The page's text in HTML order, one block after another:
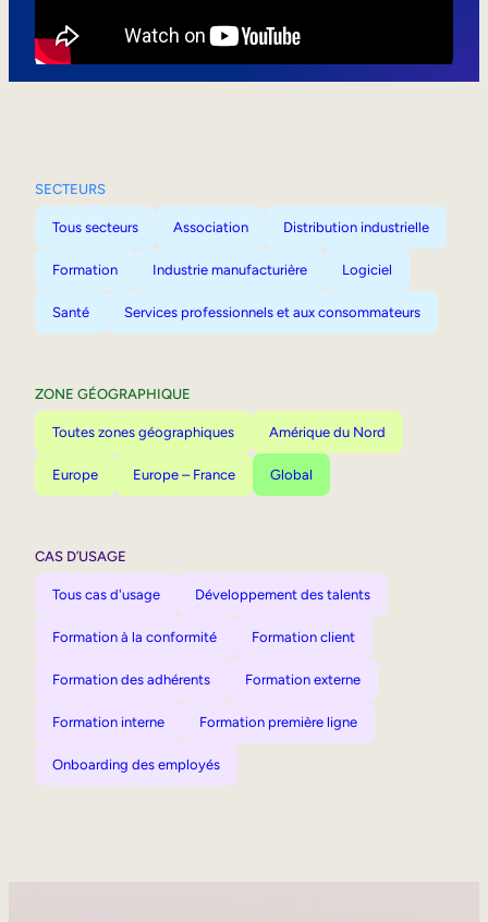
SECTEURS
Tous secteurs Association Distribution industrielle
Formation Industrie manufacturière Logiciel
Santé Services professionnels et aux consommateurs
ZONE GÉOGRAPHIQUE
Toutes zones géographiques Amérique du Nord
Europe Europe – France Global
CAS D’USAGE
Tous cas d'usage Développement des talents
Formation à la conformité Formation client
Formation des adhérents Formation externe
Formation interne Formation première ligne
Onboarding des employés